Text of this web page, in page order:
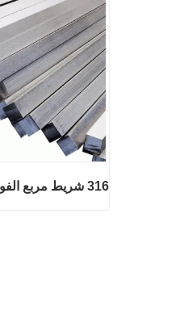
اتصل الآن
316 شريط مربع الفولاذ المقاوم للصدأ